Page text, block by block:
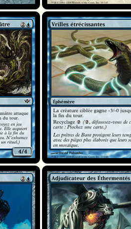
Vrilles étrécissantes
Adjudicateur des Éthermentés